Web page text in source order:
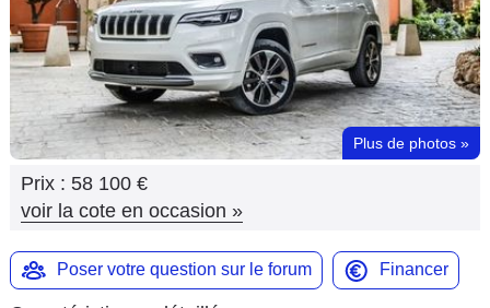
Services
Forum
Moto
Marques
Plus de photos »
Prix : 58 100 €
voir la cote en occasion »
Poser votre question sur le forum Financer